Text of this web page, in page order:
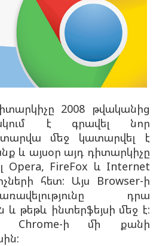
2008 թվականից
է գրավել նոր
տարվա մեջ կատարվել է
և այսօր այդ դիտարկիչը
Opera, FireFox և Internet
հետ: Այս Browser-ի
դրա
և թեթև ինտերֆեյսի մեջ է:
Chrome-ի մի քանի